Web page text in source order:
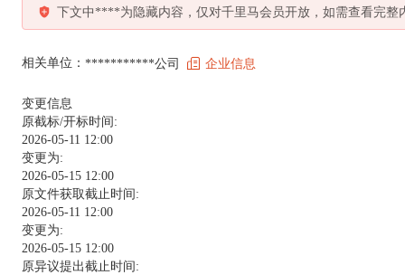
下文中****为隐藏内容，仅对千里马会员开放，如需查看完整
相关单位： ***********公司 企业信息
变更信息
原截标/开标时间:
2026-05-11 12:00
变更为:
2026-05-15 12:00
原文件获取截止时间:
2026-05-11 12:00
变更为:
2026-05-15 12:00
原异议提出截止时间: